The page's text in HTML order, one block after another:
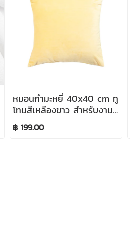
หมอนกำมะหยี่ 40x40 cm ทู
โทนสีเหลืองขาว สำหรับงาน
ซับลิเมชั่น
฿ 199.00